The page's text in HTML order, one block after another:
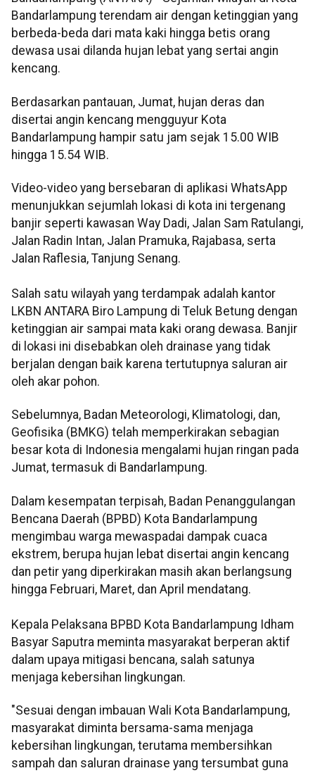
Bandarlampung terendam air dengan ketinggian yang
berbeda-beda dari mata kaki hingga betis orang
dewasa usai dilanda hujan lebat yang sertai angin
kencang.
Berdasarkan pantauan, Jumat, hujan deras dan
disertai angin kencang mengguyur Kota
Bandarlampung hampir satu jam sejak 15.00 WIB
hingga 15.54 WIB.
Video-video yang bersebaran di aplikasi WhatsApp
menunjukkan sejumlah lokasi di kota ini tergenang
banjir seperti kawasan Way Dadi, Jalan Sam Ratulangi,
Jalan Radin Intan, Jalan Pramuka, Rajabasa, serta
Jalan Raflesia, Tanjung Senang.
Salah satu wilayah yang terdampak adalah kantor
LKBN ANTARA Biro Lampung di Teluk Betung dengan
ketinggian air sampai mata kaki orang dewasa. Banjir
di lokasi ini disebabkan oleh drainase yang tidak
berjalan dengan baik karena tertutupnya saluran air
oleh akar pohon.
Sebelumnya, Badan Meteorologi, Klimatologi, dan,
Geofisika (BMKG) telah memperkirakan sebagian
besar kota di Indonesia mengalami hujan ringan pada
Jumat, termasuk di Bandarlampung.
Dalam kesempatan terpisah, Badan Penanggulangan
Bencana Daerah (BPBD) Kota Bandarlampung
mengimbau warga mewaspadai dampak cuaca
ekstrem, berupa hujan lebat disertai angin kencang
dan petir yang diperkirakan masih akan berlangsung
hingga Februari, Maret, dan April mendatang.
Kepala Pelaksana BPBD Kota Bandarlampung Idham
Basyar Saputra meminta masyarakat berperan aktif
dalam upaya mitigasi bencana, salah satunya
menjaga kebersihan lingkungan.
"Sesuai dengan imbauan Wali Kota Bandarlampung,
masyarakat diminta bersama-sama menjaga
kebersihan lingkungan, terutama membersihkan
sampah dan saluran drainase yang tersumbat guna